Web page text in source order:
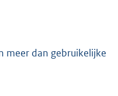
meer dan gebruikelijke